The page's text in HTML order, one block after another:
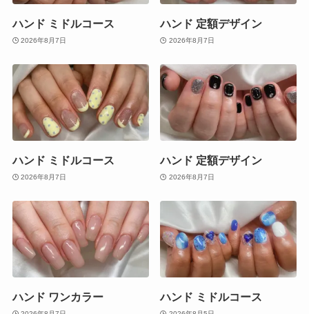
ハンド ミドルコース
2026年8月7日
ハンド 定額デザイン
2026年8月7日
ハンド ミドルコース
2026年8月7日
ハンド 定額デザイン
2026年8月7日
ハンド ワンカラー ハンド ミドルコース